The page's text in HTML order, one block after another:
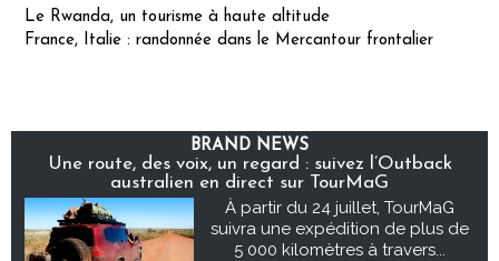
Le Rwanda, un tourisme à haute altitude
France, Italie : randonnée dans le Mercantour frontalier
BRAND NEWS
Une route, des voix, un regard : suivez l’Outback
australien en direct sur TourMaG
À partir du 24 juillet, TourMaG
suivra une expédition de plus de
5 000 kilomètres à travers...